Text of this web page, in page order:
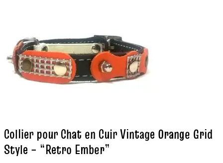
Collier pour Chat en Cuir Vintage Orange Grid
Style – “Retro Ember”